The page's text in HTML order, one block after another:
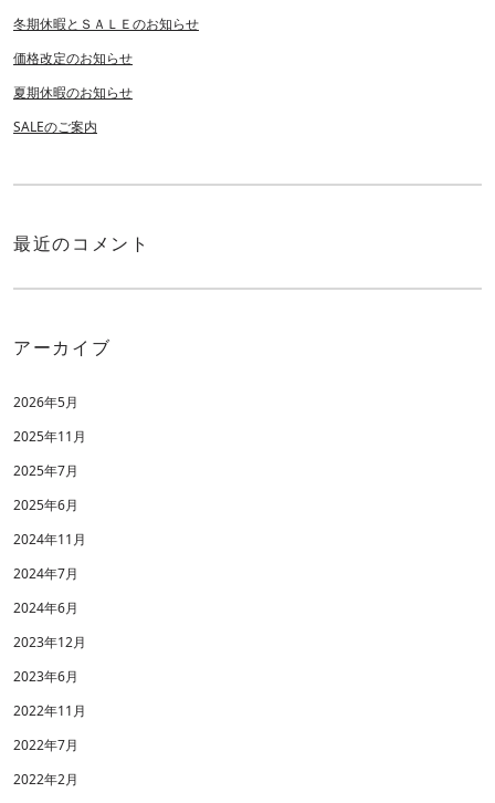
冬期休暇とＳＡＬＥのお知らせ
価格改定のお知らせ
夏期休暇のお知らせ
SALEのご案内
最近のコメント
アーカイブ
2026年5月
2025年11月
2025年7月
2025年6月
2024年11月
2024年7月
2024年6月
2023年12月
2023年6月
2022年11月
2022年7月
2022年2月